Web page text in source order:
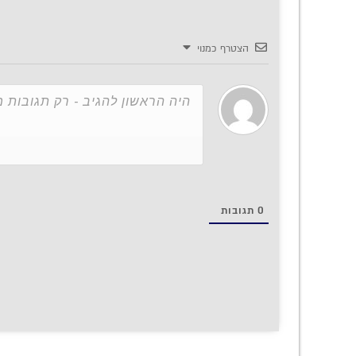
הצטרף כמנוי
0 תגובות